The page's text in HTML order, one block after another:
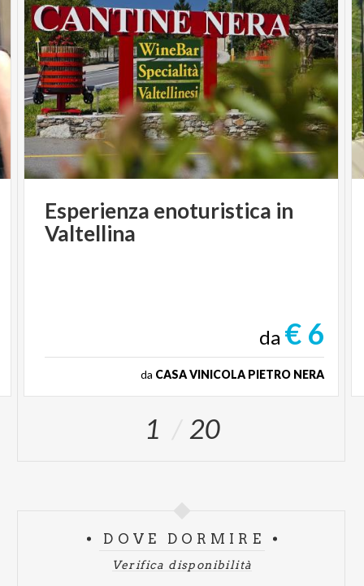
Esperienza enoturistica in
Valtellina
da € 6
da CASA VINICOLA PIETRO NERA
1 20
DOVE DORMIRE
Verifica disponibilità